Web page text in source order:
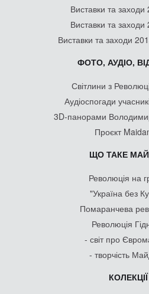
Виставки та заходи
Виставки та заходи
Виставки та заходи
ФОТО, АУДІО,
Світлини з
Аудіоспогади
3D-панорами
Проєкт
ЩО ТАКЕ
Революція на
"Україна без
Помаранчева
Революція
- світ про
- творчість
КОЛЕКЦІЇ